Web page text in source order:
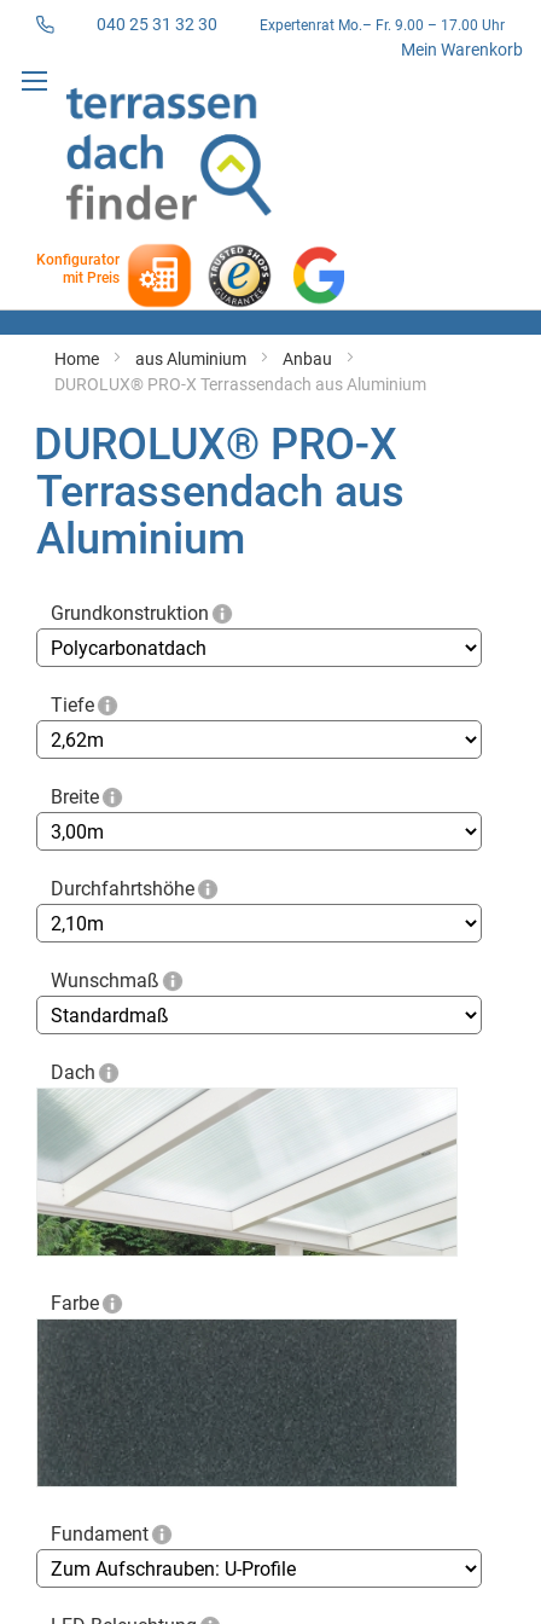
040 25 31 32 30 Expertenrat Mo.– Fr. 9.00 – 17.00 Uhr
Mein Warenkorb
zum
Konfigurator
mit Preis
Home aus Aluminium
Anbau
DUROLUX® PRO-X Terrassendach aus Aluminium
DUROLUX® PRO-X
Terrassendach aus
Aluminium
Grundkonstruktion
Tiefe
Breite
Durchfahrtshöhe
Wunschmaß
Dach
Farbe
Fundament